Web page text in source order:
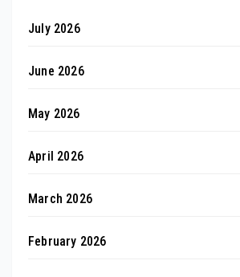
July 2026
June 2026
May 2026
April 2026
March 2026
February 2026